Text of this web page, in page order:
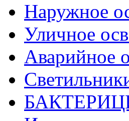
Наружное
Уличное
Аварийное